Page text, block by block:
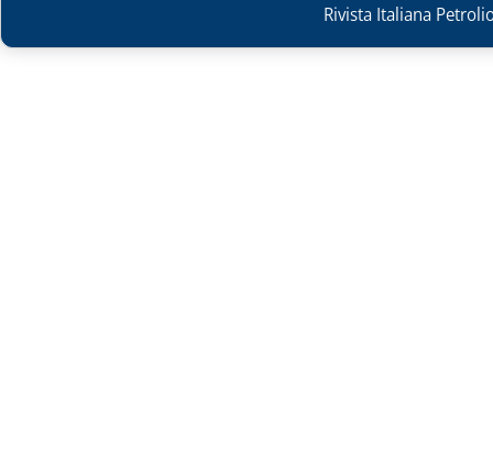
Rivista Italiana